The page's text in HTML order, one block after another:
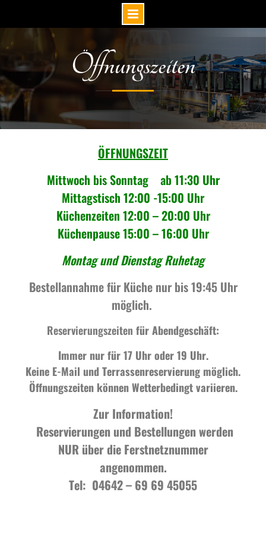
Öffnungszeiten
ÖFFNUNGSZEIT
Mittwoch bisSonntag ab 11:30 Uhr
Mittagstisch 12:00 -15:00 Uhr
Küchenzeiten 12:00 – 20:00 Uhr
Küchenpause 15:00 – 16:00 Uhr
Montag und Dienstag Ruhetag
Bestellannahme für Küche nur bis 19:45 Uhr
möglich.
Reservierungszeiten für Abendgeschäft:
Immer nur für 17 Uhr oder 19 Uhr.
Keine E-Mail und Terrassenreservierung möglich.
Öffnungszeiten können Wetterbedingt variieren.
Zur Information!
Reservierungen und Bestellungen werden
NUR über die Ferstnetznummer
angenommen.
Tel: 04642 – 69 69 45055